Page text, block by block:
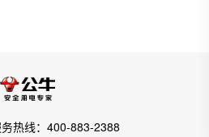
热线：400-883-2388